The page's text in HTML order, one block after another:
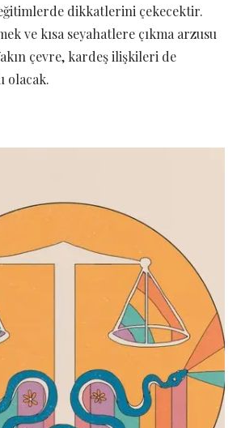
dikkatlerini çekecektir.
ve kısa seyahatlere çıkma arzusu
çevre, kardeş ilişkileri de
olacak.